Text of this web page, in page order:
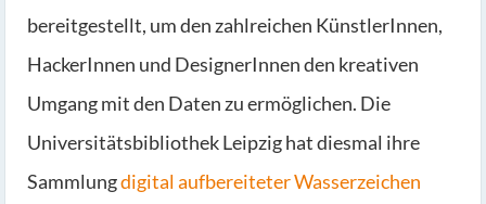
bereitgestellt, um den zahlreichen KünstlerInnen,
HackerInnen und DesignerInnen den kreativen
Umgang mit den Daten zu ermöglichen. Die
Universitätsbibliothek Leipzig hat diesmal ihre
Sammlungdigital aufbereiteter Wasserzeichen